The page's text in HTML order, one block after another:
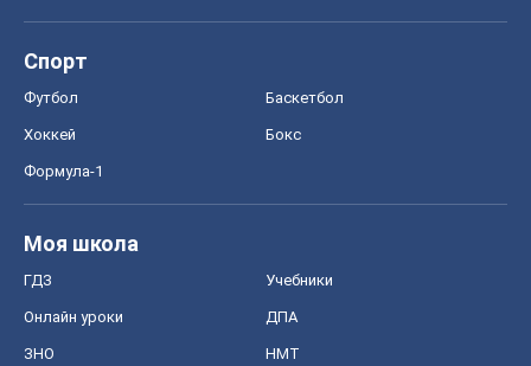
Спорт
Футбол Баскетбол
Хоккей Бокс
Формула-1
Моя школа
ГДЗ Учебники
Онлайн уроки ДПА
ЗНО НМТ